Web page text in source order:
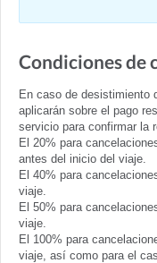
Condiciones de
En caso de desistimiento
aplicarán sobre el pago
servicio para confirmar la
El 20% para
antes del inicio del viaje.
El 40% para
viaje.
El 50% para
viaje.
El 100% para
viaje, así como para el